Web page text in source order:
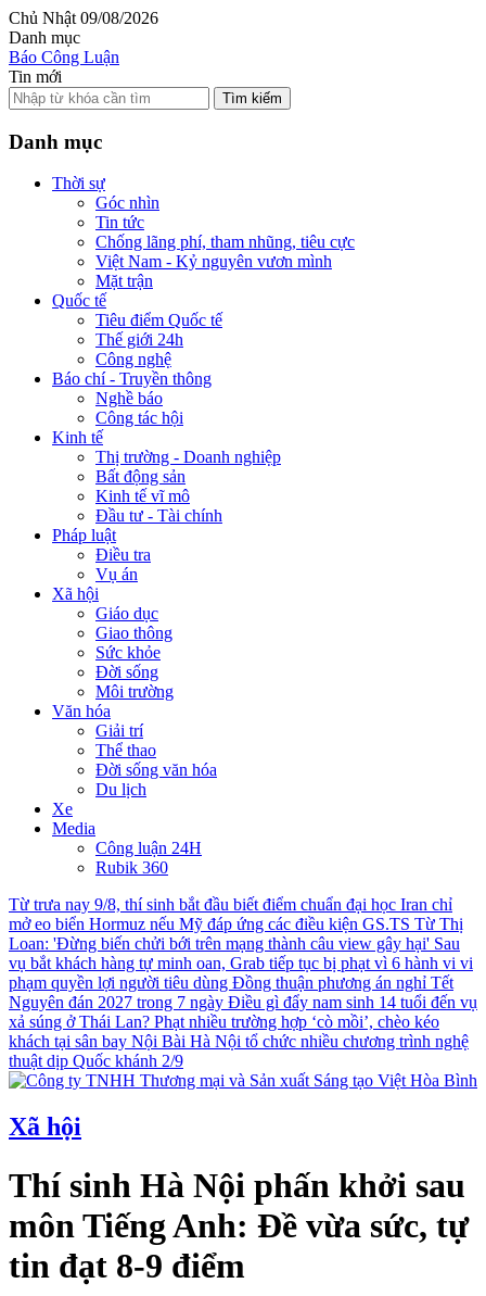
Chủ Nhật 09/08/2026
Danh mục
Báo Công Luận
Tin mới
Tìm kiếm
Danh mục
Thời sự
Góc nhìn
Tin tức
Chống lãng phí, tham nhũng, tiêu cực
Việt Nam - Kỷ nguyên vươn mình
Mặt trận
Quốc tế
Tiêu điểm Quốc tế
Thế giới 24h
Công nghệ
Báo chí - Truyền thông
Nghề báo
Công tác hội
Kinh tế
Thị trường - Doanh nghiệp
Bất động sản
Kinh tế vĩ mô
Đầu tư - Tài chính
Pháp luật
Điều tra
Vụ án
Xã hội
Giáo dục
Giao thông
Sức khỏe
Đời sống
Môi trường
Văn hóa
Giải trí
Thể thao
Đời sống văn hóa
Du lịch
Xe
Media
Công luận 24H
Rubik 360
Từ trưa nay 9/8, thí sinh bắt đầu biết điểm chuẩn đại học Iran chỉ
mở eo biển Hormuz nếu Mỹ đáp ứng các điều kiện GS.TS Từ Thị
Loan: 'Đừng biến chửi bới trên mạng thành câu view gây hại' Sau
vụ bắt khách hàng tự minh oan, Grab tiếp tục bị phạt vì 6 hành vi vi
phạm quyền lợi người tiêu dùng Đồng thuận phương án nghỉ Tết
Nguyên đán 2027 trong 7 ngày Điều gì đẩy nam sinh 14 tuổi đến vụ
xả súng ở Thái Lan? Phạt nhiều trường hợp ‘cò mồi’, chèo kéo
khách tại sân bay Nội Bài Hà Nội tổ chức nhiều chương trình nghệ
thuật dịp Quốc khánh 2/9
Xã hội
Thí sinh Hà Nội phấn khởi sau
môn Tiếng Anh: Đề vừa sức, tự
tin đạt 8-9 điểm